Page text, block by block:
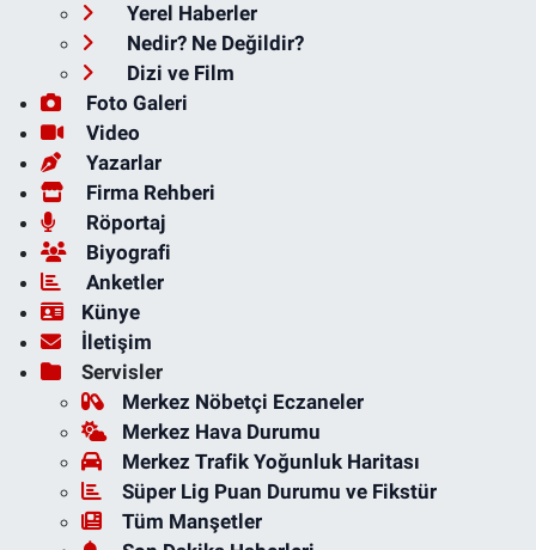
Yerel Haberler
Nedir? Ne Değildir?
Dizi ve Film
Foto Galeri
Video
Yazarlar
Firma Rehberi
Röportaj
Biyografi
Anketler
Künye
İletişim
Servisler
Merkez Nöbetçi Eczaneler
Merkez Hava Durumu
Merkez Trafik Yoğunluk Haritası
Süper Lig Puan Durumu ve Fikstür
Tüm Manşetler